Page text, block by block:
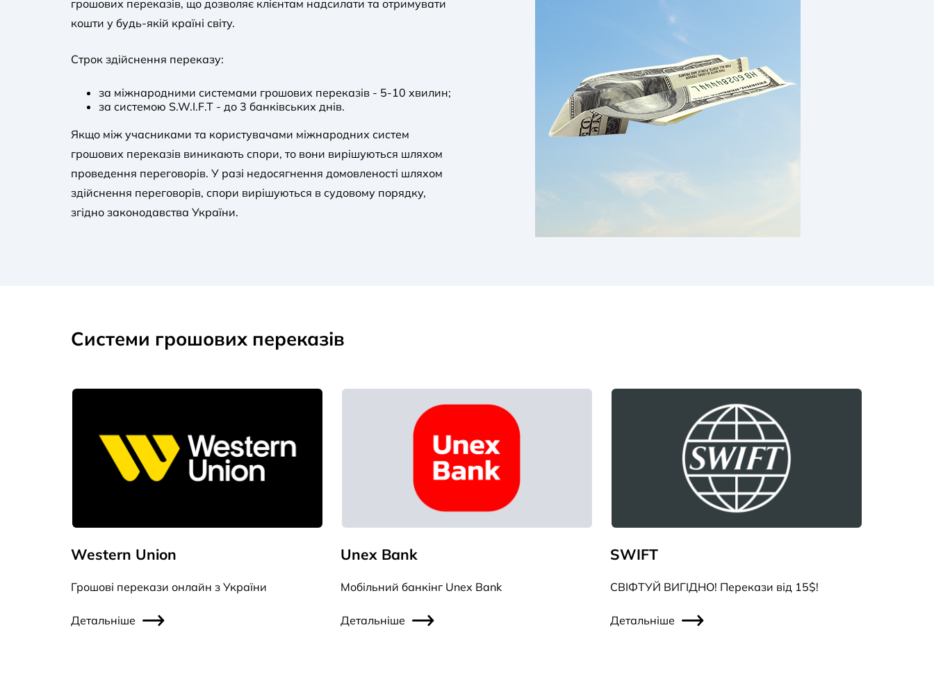
грошових переказів, що дозволяє клієнтам надсилати та отримувати
кошти у будь-якій країні світу.
Строк здійснення переказу:
за міжнародними системами грошових переказів - 5-10 хвилин;
за системою S.W.I.F.T - до 3 банківських днів.
Якщо між учасниками та користувачами міжнародних систем
грошових переказів виникають спори, то вони вирішуються шляхом
проведення переговорів. У разі недосягнення домовленості шляхом
здійснення переговорів, спори вирішуються в судовому порядку,
згідно законодавства України.
Cистеми грошових переказів
Western Union
Грошові перекази онлайн з України
Детальніше
Unex Bank
Мобільний банкінг Unex Bank
Детальніше
SWIFT
СВІФТУЙ ВИГІДНО! Перекази від 15$!
Детальніше